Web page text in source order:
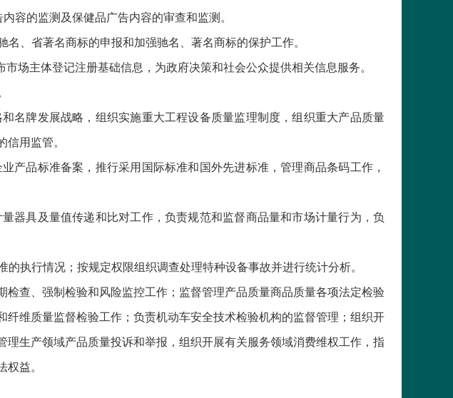
容的监测及保健品广告内容的审查和监测。
、省著名商标的申报和加强驰名、著名商标的保护工作。
场主体登记注册基础信息，为政府决策和社会公众提供相关信息服务。
名牌发展战略，组织实施重大工程设备质量监理制度，组织重大产品质量
用监管。
产品标准备案，推行采用国际标准和国外先进标准，管理商品条码工作，
器具及量值传递和比对工作，负责规范和监督商品量和市场计量行为，负
执行情况；按规定权限组织调查处理特种设备事故并进行统计分析。
查、强制检验和风险监控工作；监督管理产品质量商品质量各项法定检验
维质量监督检验工作；负责机动车安全技术检验机构的监督管理；组织开
生产领域产品质量投诉和举报，组织开展有关服务领域消费维权工作，指
益。